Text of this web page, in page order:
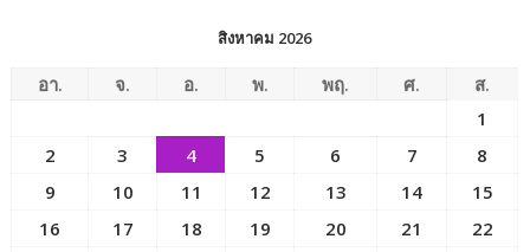
และ
ของ
มนุษย์
ขับ
สิงหาคม 2026
อา. จ. อ. พ. พฤ. ศ.
ส.
1
2
3 4 5 6 7
8
9
10 11 12 13 14
15
16
17 18 19 20 21
22